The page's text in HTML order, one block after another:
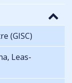
(GISC)
Leas-